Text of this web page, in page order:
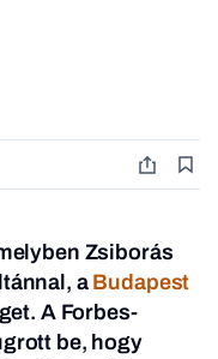
Zsiborás
a Budapest
A Forbes-
be, hogy